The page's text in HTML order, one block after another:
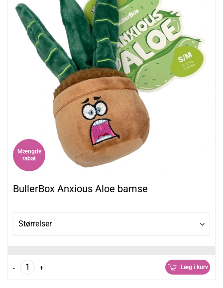
Mængde
rabat
BullerBox Anxious Aloe bamse
Størrelser
- + Læg i kurv